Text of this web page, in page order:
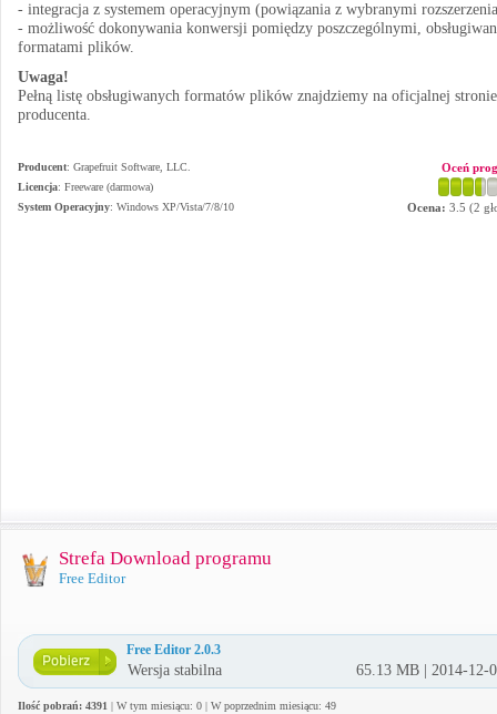
- integracja z systemem operacyjnym (powiązania z wybranymi
- możliwość dokonywania konwersji pomiędzy poszczególnymi,
formatami plików.
Uwaga!
Pełną listę obsługiwanych formatów plików znajdziemy na oficjalnej stronie
producenta.
Producent: Grapefruit Software, LLC.
Licencja: Freeware (darmowa)
System Operacyjny: Windows XP/Vista/7/8/10
Oceń
Ocena: 3.5 (2
Strefa Download programu
Free Editor
Free Editor 2.0.3
Wersja stabilna 65.13 MB | 2014-12-
Ilość pobrań: 4391 | W tym miesiącu: 0 | W poprzednim miesiącu: 49